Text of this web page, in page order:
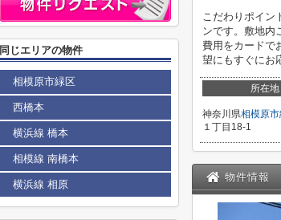
こだわりポイン
ンです。敷地内
費用をカードで
望にもすぐにお
所在地
神奈川県相模原市
１丁目18-1
物件情報
同じエリアの物件
相模原市緑区
西橋本
横浜線 橋本
相模線 南橋本
横浜線 相原